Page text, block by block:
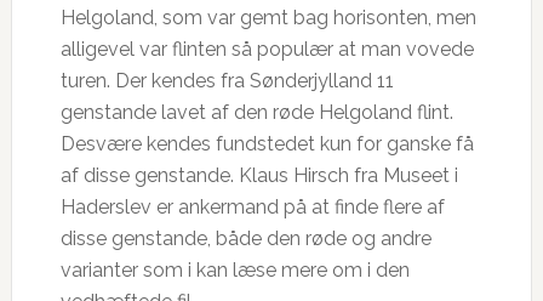
Helgoland, som var gemt bag horisonten, men
alligevel var flinten så populær at man vovede
turen. Der kendes fra Sønderjylland 11
genstande lavet af den røde Helgoland flint.
Desvære kendes fundstedet kun for ganske få
af disse genstande. Klaus Hirsch fra Museet i
Haderslev er ankermand på at finde flere af
disse genstande, både den røde og andre
varianter som i kan læse mere om i den